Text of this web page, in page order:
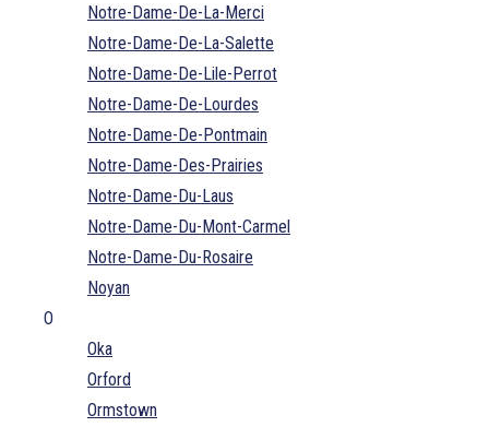
Notre-Dame-De-La-Merci
Notre-Dame-De-La-Salette
Notre-Dame-De-Lile-Perrot
Notre-Dame-De-Lourdes
Notre-Dame-De-Pontmain
Notre-Dame-Des-Prairies
Notre-Dame-Du-Laus
Notre-Dame-Du-Mont-Carmel
Notre-Dame-Du-Rosaire
Noyan
O
Oka
Orford
Ormstown